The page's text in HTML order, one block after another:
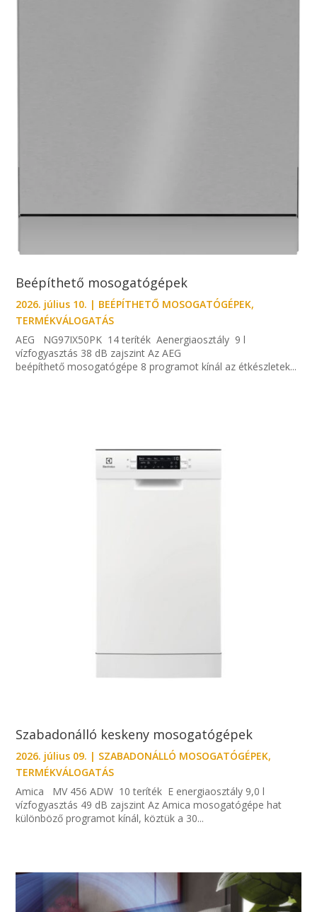
Beépíthető mosogatógépek
2026. július 10. | BEÉPÍTHETŐ MOSOGATÓGÉPEK,
TERMÉKVÁLOGATÁS
AEG NG97IX50PK 14 teríték Aenergiaosztály 9 l
vízfogyasztás 38 dB zajszint Az AEG
beépíthető mosogatógépe 8 programot kínál az étkészletek...
Szabadonálló keskeny mosogatógépek
2026. július 09. | SZABADONÁLLÓ MOSOGATÓGÉPEK,
TERMÉKVÁLOGATÁS
Amica MV 456 ADW 10 teríték E energiaosztály 9,0 l
vízfogyasztás 49 dB zajszint Az Amica mosogatógépe hat
különböző programot kínál, köztük a 30...